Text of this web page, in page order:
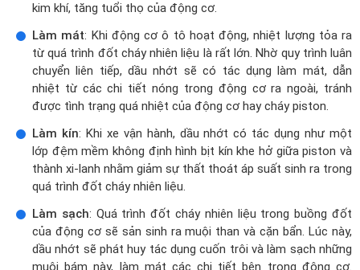
kim khí, tăng tuổi thọ của động cơ.
Làm mát: Khi động cơ ô tô hoạt động, nhiệt lượng tỏa ra
từ quá trình đốt cháy nhiên liệu là rất lớn. Nhờ quy trình luân
chuyển liên tiếp, dầu nhớt sẽ có tác dụng làm mát, dẫn
nhiệt từ các chi tiết nóng trong động cơ ra ngoài, tránh
được tình trạng quá nhiệt của động cơ hay cháy piston.
Làm kín: Khi xe vận hành, dầu nhớt có tác dụng như một
lớp đệm mềm không định hình bịt kín khe hở giữa piston và
thành xi-lanh nhằm giảm sự thất thoát áp suất sinh ra trong
quá trình đốt cháy nhiên liệu.
Làm sạch: Quá trình đốt cháy nhiên liệu trong buồng đốt
của động cơ sẽ sản sinh ra muội than và cặn bẩn. Lúc này,
dầu nhớt sẽ phát huy tác dụng cuốn trôi và làm sạch những
muội bám này, làm mát các chi tiết bên trong động cơ.